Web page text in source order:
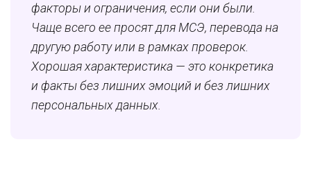
факторы и ограничения, если они были.
Чаще всего ее просят для МСЭ, перевода на
другую работу или в рамках проверок.
Хорошая характеристика — это конкретика
и факты без лишних эмоций и без лишних
персональных данных.